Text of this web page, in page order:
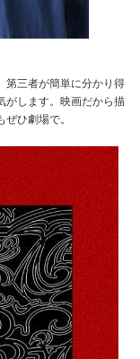
第三者が簡単に分かり得
がします。映画だから描
ひ劇場で。